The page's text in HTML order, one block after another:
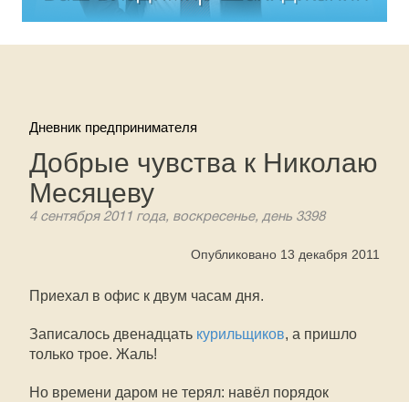
Дневник предпринимателя
Добрые чувства к Николаю
Месяцеву
4 сентября 2011 года, воскресенье, день 3398
Опубликовано 13 декабря 2011
Приехал в офис к двум часам дня.
Записалось двенадцать курильщиков, а пришло
только трое. Жаль!
Но времени даром не терял: навёл порядок